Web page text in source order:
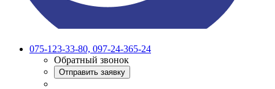
075-123-33-80, 097-24-365-24
Обратный звонок
Отправить заявку